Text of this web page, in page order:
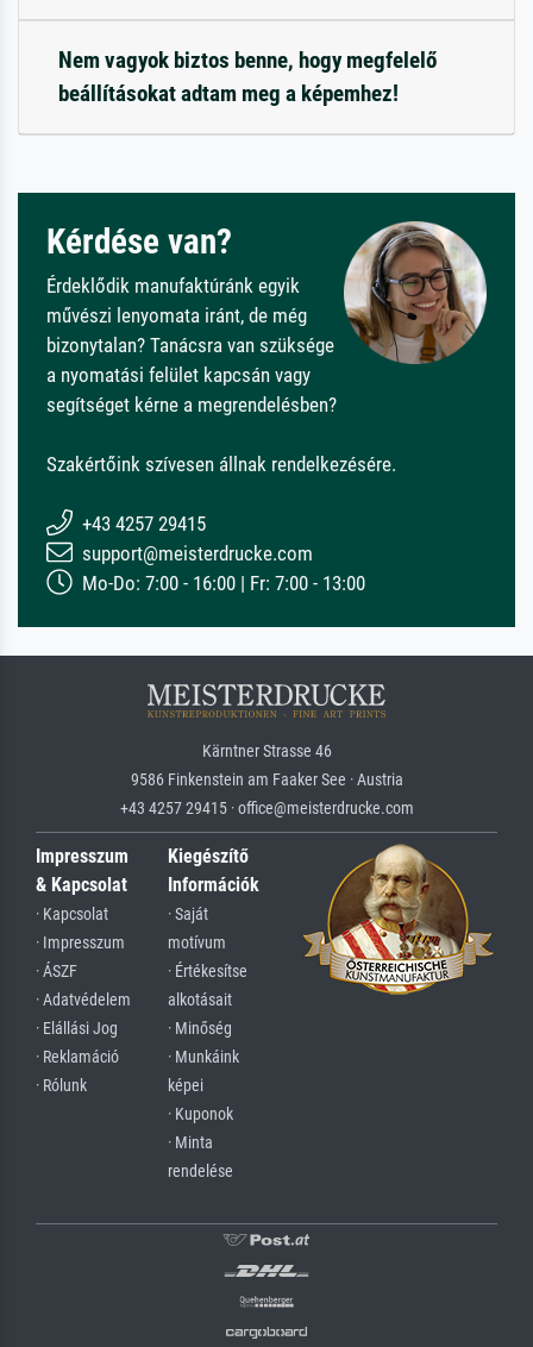
Nem vagyok biztos benne, hogy megfelelő
beállításokat adtam meg a képemhez!
Kérdése van?
Érdeklődik manufaktúránk egyik
művészi lenyomata iránt, de még
bizonytalan? Tanácsra van szüksége
a nyomatási felület kapcsán vagy
segítséget kérne a megrendelésben?
Szakértőink szívesen állnak rendelkezésére.
+43 4257 29415
support@meisterdrucke.com
Mo-Do: 7:00 - 16:00 | Fr: 7:00 - 13:00
Kärntner Strasse 46
9586 Finkenstein am Faaker See · Austria
+43 4257 29415 · office@meisterdrucke.com
Impresszum
& Kapcsolat
· Kapcsolat
· Impresszum
· ÁSZF
· Adatvédelem
· Elállási Jog
· Reklamáció
· Rólunk
Kiegészítő
Információk
· Saját
motívum
· Értékesítse
alkotásait
· Minőség
· Munkáink
képei
· Kuponok
· Minta
rendelése